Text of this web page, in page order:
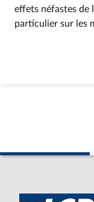
effets néfastes de
particulier sur les